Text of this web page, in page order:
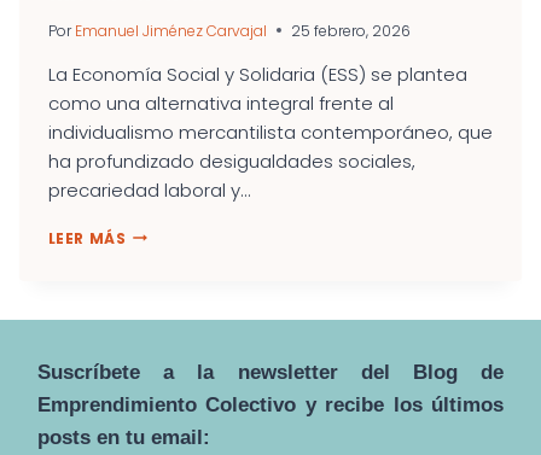
Por Emanuel Jiménez Carvajal 25 febrero, 2026
La Economía Social y Solidaria (ESS) se plantea
como una alternativa integral frente al
individualismo mercantilista contemporáneo, que
ha profundizado desigualdades sociales,
precariedad laboral y...
LEER MÁS ECONOMÍA
COMO
INTEGRAL
AL INDIVIDUALISMO
MERCANTILISTA
CONTEMPORÁNEO: UNA
Suscríbete a la newsletter del Blog de
Emprendimiento Colectivo y recibe los últimos
posts en tu email: